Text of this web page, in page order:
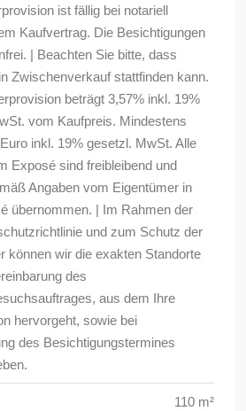
ist fällig bei notariell
Kaufvertrag. Die Besichtigungen
| Beachten Sie bitte, dass
Zwischenverkauf stattfinden kann.
beträgt 3,57% inkl. 19%
vom Kaufpreis. Mindestens
inkl. 19% gesetzl. MwSt. Alle
Exposé sind freibleibend und
Angaben vom Eigentümer in
übernommen. | Im Rahmen der
und zum Schutz der
können wir die exakten Standorte
des
aus dem Ihre
hervorgeht, sowie bei
des Besichtigungstermines
110 m²